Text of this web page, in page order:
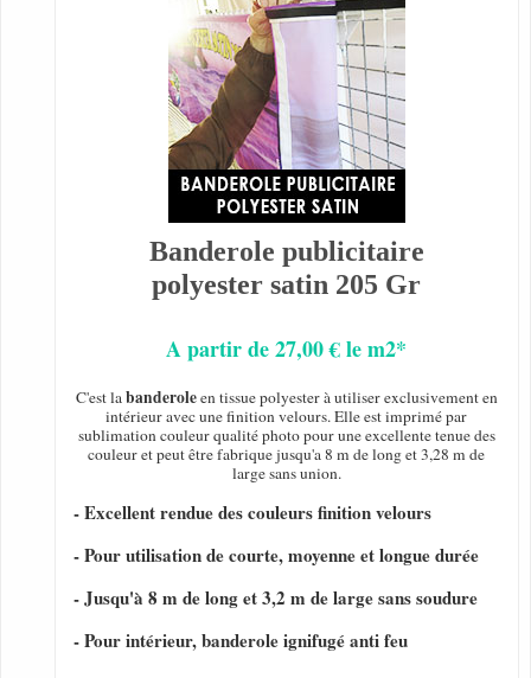
Banderole publicitaire
polyester satin 205 Gr
A partir de 27,00 € le m2*
C'est labanderoleen tissue polyester à utiliser exclusivement en
intérieur avec une finition velours. Elle est imprimé par
sublimation couleur qualité photo pour une excellente tenue des
couleur et peut être fabrique jusqu'a 8 m de long et 3,28 m de
large sans union.
- Excellent rendue des couleurs finition velours
- Pour utilisation de courte, moyenne et longue durée
- Jusqu'à 8 m de long et 3,2 m de large sans soudure
- Pour intérieur, banderole ignifugé anti feu